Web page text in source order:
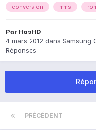
conversion mms
Par HasHD
4 mars 2012 dans Samsung
Réponses
PRÉCÉDENT